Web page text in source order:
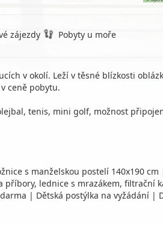
zájezdy Pobyty u moře
v okolí. Leží v těsné blízkosti
ceně pobytu.
tenis, mini golf, možnost
s manželskou postelí 140x190
lednice s mrazákem, filtrační
| Dětská postýlka na vyžádání |